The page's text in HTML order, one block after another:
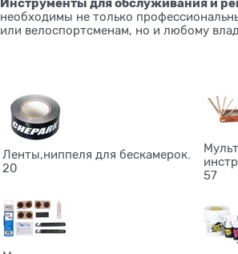
Инструменты для обслуживания и
необходимы не только
или велоспортсменам, но и любому
Ленты,ниппеля для бескамерок.
20
57